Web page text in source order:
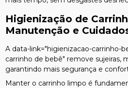
Higienização de
Manutenção e
A data-link="higienizacao-carrinho-
carrinho de bebê" remove sujeiras,
garantindo mais segurança e
Manter o carrinho limpo é